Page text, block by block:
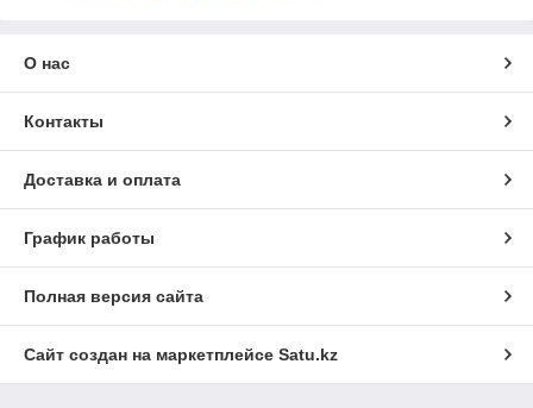
О нас
Контакты
Доставка и оплата
График работы
Полная версия сайта
Сайт создан на маркетплейсе Satu.kz